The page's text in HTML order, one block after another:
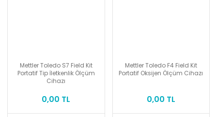
Mettler Toledo S7 Field Kit
Portatif Tip İletkenlik Ölçüm
Cihazı
0,00 TL
Mettler Toledo F4 Field Kit
Portatif Oksijen Ölçüm Cihazı
0,00 TL